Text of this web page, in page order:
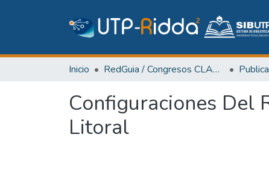
Inicio RedGuia / Congresos CLABES
Configuraciones Del
Litoral